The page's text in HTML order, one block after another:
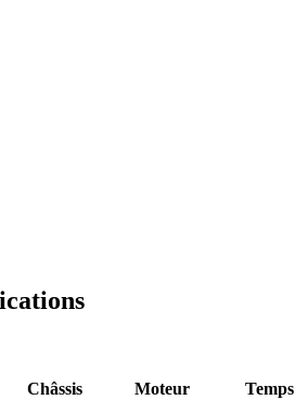
Châssis Moteur Temps